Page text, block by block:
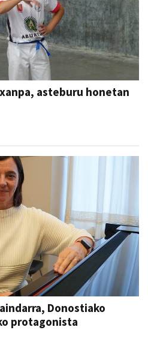
asteburu honetan
Donostiako
protagonista